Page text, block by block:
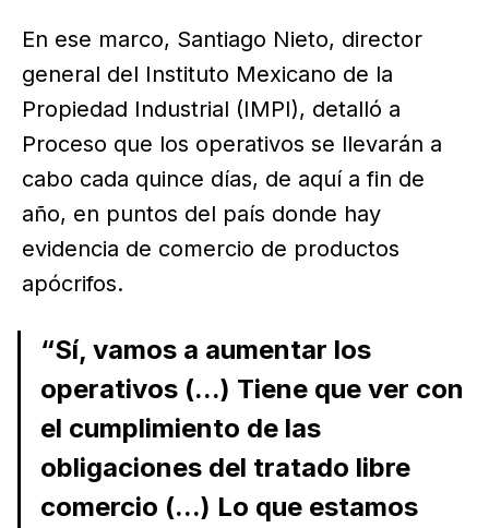
En ese marco, Santiago Nieto, director
general del Instituto Mexicano de la
Propiedad Industrial (IMPI), detalló a
Proceso que los operativos se llevarán a
cabo cada quince días, de aquí a fin de
año, en puntos del país donde hay
evidencia de comercio de productos
apócrifos.
“Sí, vamos a aumentar los
operativos (...) Tiene que ver con
el cumplimiento de las
obligaciones del tratado libre
comercio (...) Lo que estamos